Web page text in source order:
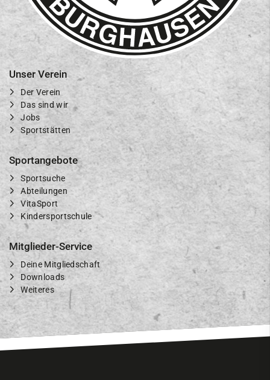
Unser Verein
Der Verein
Das sind wir
Jobs
Sportstätten
Sportangebote
Sportsuche
Abteilungen
VitaSport
Kindersportschule
Mitglieder-Service
Deine Mitgliedschaft
Downloads
Weiteres